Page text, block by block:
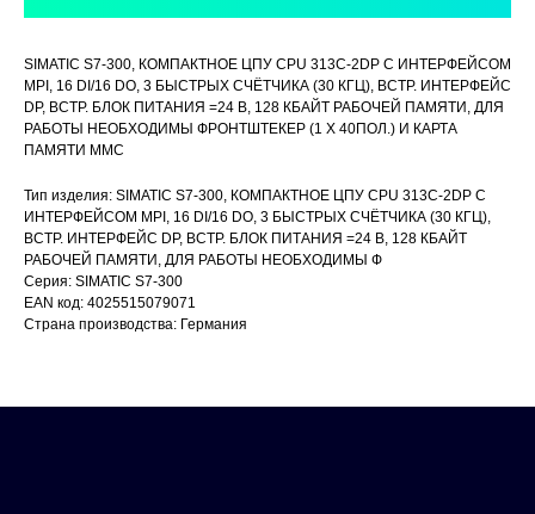
SIMATIC S7-300, КОМПАКТНОЕ ЦПУ CPU 313C-2DP С ИНТЕРФЕЙСОМ
MPI, 16 DI/16 DO, 3 БЫСТРЫХ СЧЁТЧИКА (30 КГЦ), ВСТР. ИНТЕРФЕЙС
DP, ВСТР. БЛОК ПИТАНИЯ =24 В, 128 КБАЙТ РАБОЧЕЙ ПАМЯТИ, ДЛЯ
РАБОТЫ НЕОБХОДИМЫ ФРОНТШТЕКЕР (1 X 40ПОЛ.) И КАРТА
ПАМЯТИ MMC
Тип изделия: SIMATIC S7-300, КОМПАКТНОЕ ЦПУ CPU 313C-2DP С
ИНТЕРФЕЙСОМ MPI, 16 DI/16 DO, 3 БЫСТРЫХ СЧЁТЧИКА (30 КГЦ),
ВСТР. ИНТЕРФЕЙС DP, ВСТР. БЛОК ПИТАНИЯ =24 В, 128 КБАЙТ
РАБОЧЕЙ ПАМЯТИ, ДЛЯ РАБОТЫ НЕОБХОДИМЫ Ф
Серия: SIMATIC S7-300
EAN код: 4025515079071
Страна производства: Германия